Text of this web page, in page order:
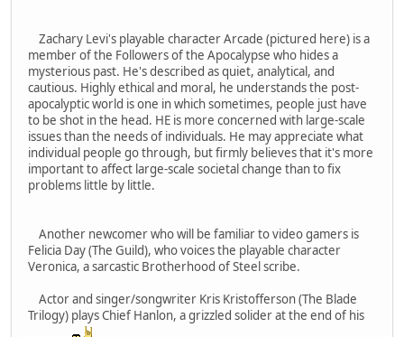
Zachary Levi's playable character Arcade (pictured here) is a
member of the Followers of the Apocalypse who hides a
mysterious past. He's described as quiet, analytical, and
cautious. Highly ethical and moral, he understands the post-
apocalyptic world is one in which sometimes, people just have
to be shot in the head. HE is more concerned with large-scale
issues than the needs of individuals. He may appreciate what
individual people go through, but firmly believes that it's more
important to affect large-scale societal change than to fix
problems little by little.
Another newcomer who will be familiar to video gamers is
Felicia Day (The Guild), who voices the playable character
Veronica, a sarcastic Brotherhood of Steel scribe.
Actor and singer/songwriter Kris Kristofferson (The Blade
Trilogy) plays Chief Hanlon, a grizzled solider at the end of his